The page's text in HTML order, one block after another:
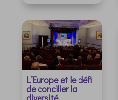
L’Europe et le défi
de concilier la